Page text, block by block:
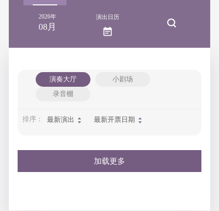
2026年
08月
演出日历
演奏大厅
小剧场
录音棚
排序： 最新演出 最新开票日期
加载更多